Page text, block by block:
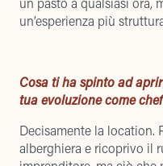
un’esperienza più
Cosa ti ha spinto ad
tua evoluzione come
Decisamente la location.
alberghiera e ricoprivo il